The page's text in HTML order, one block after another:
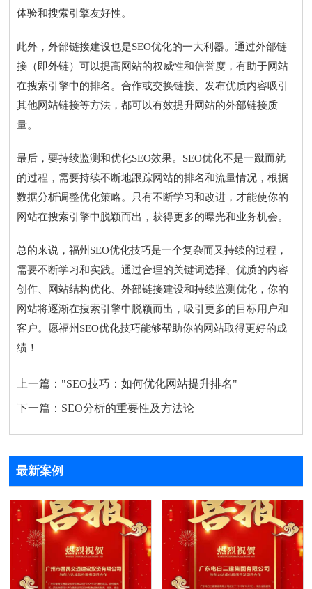
体验和搜索引擎友好性。
此外，外部链接建设也是SEO优化的一大利器。通过外部链
接（即外链）可以提高网站的权威性和信誉度，有助于网站
在搜索引擎中的排名。合作或交换链接、发布优质内容吸引
其他网站链接等方法，都可以有效提升网站的外部链接质
量。
最后，要持续监测和优化SEO效果。SEO优化不是一蹴而就
的过程，需要持续不断地跟踪网站的排名和流量情况，根据
数据分析调整优化策略。只有不断学习和改进，才能使你的
网站在搜索引擎中脱颖而出，获得更多的曝光和业务机会。
总的来说，福州SEO优化技巧是一个复杂而又持续的过程，
需要不断学习和实践。通过合理的关键词选择、优质的内容
创作、网站结构优化、外部链接建设和持续监测优化，你的
网站将逐渐在搜索引擎中脱颖而出，吸引更多的目标用户和
客户。愿福州SEO优化技巧能够帮助你的网站取得更好的成
绩！
上一篇： "SEO技巧：如何优化网站提升排名"
下一篇： SEO分析的重要性及方法论
最新案例